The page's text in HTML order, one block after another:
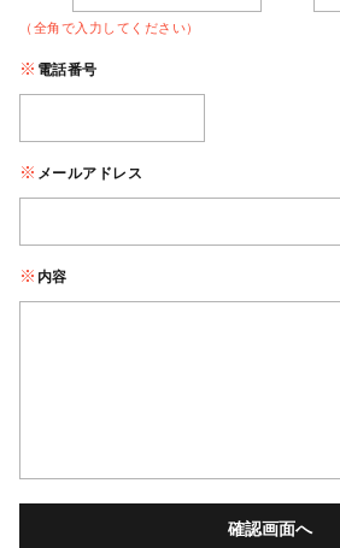
（全角で入力してください）
電話番号
メールアドレス
内容